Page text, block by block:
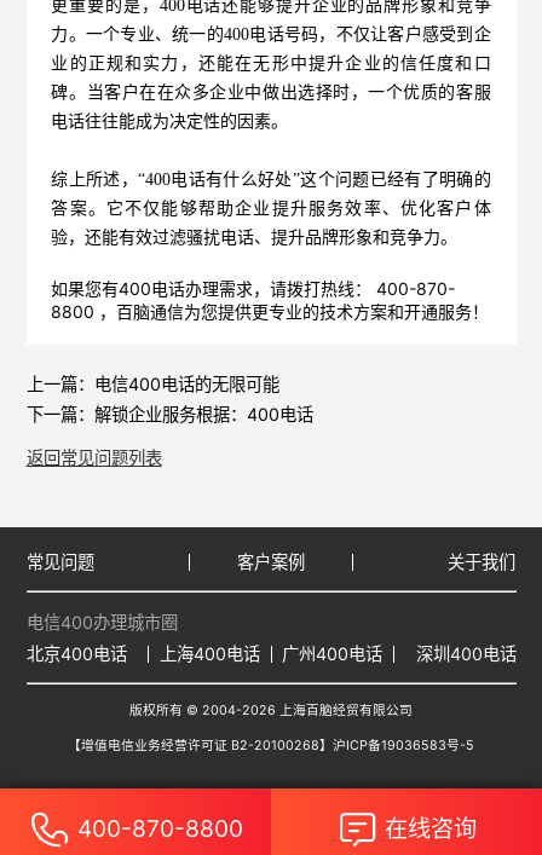
更重要的是，400电话还能够提升企业的品牌形象和竞争
力。一个专业、统一的400电话号码，不仅让客户感受到企
业的正规和实力，还能在无形中提升企业的信任度和口
碑。当客户在在众多企业中做出选择时，一个优质的客服
电话往往能成为决定性的因素。
综上所述，“400电话有什么好处”这个问题已经有了明确的
答案。它不仅能够帮助企业提升服务效率、优化客户体
验，还能有效过滤骚扰电话、提升品牌形象和竞争力。
如果您有400电话办理需求，请拨打热线： 400-870-
8800 ，百脑通信为您提供更专业的技术方案和开通服务！
上一篇： 电信400电话的无限可能
下一篇： 解锁企业服务根据：400电话
返回常见问题列表
常见问题 客户案例 关于我们
电信400办理城市圈
北京400电话
上海400电话 广州400电话 深圳400电话
版权所有 © 2004-2026 上海百脑经贸有限公司
【增值电信业务经营许可证 B2-20100268】 沪ICP备19036583号-5
400-870-8800 在线咨询